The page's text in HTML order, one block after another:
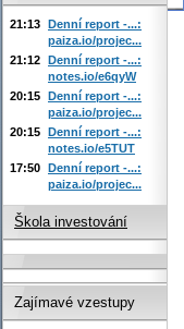
21:13 Denní report -...:
paiza.io/projec...
21:12 Denní report -...:
notes.io/e6qyW
20:15 Denní report -...:
paiza.io/projec...
20:15 Denní report -...:
notes.io/e5TUT
17:50 Denní report -...:
paiza.io/projec...
Škola investování
Zajímavé vzestupy